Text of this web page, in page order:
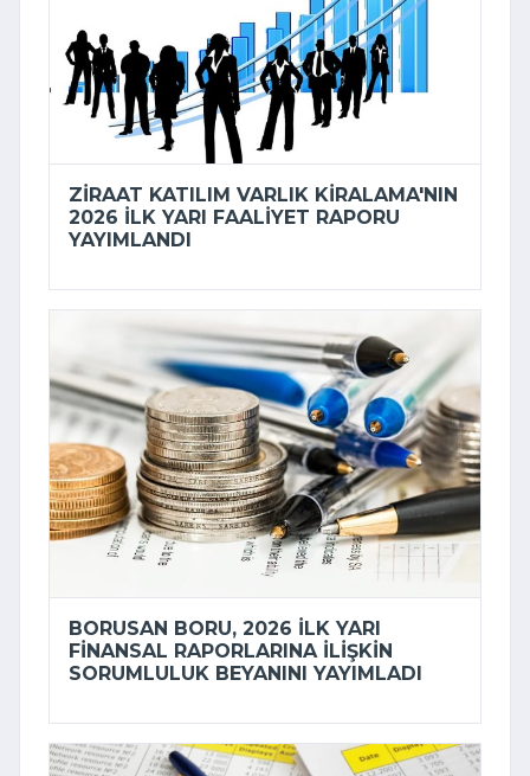
ZIRAAT KATILIM VARLIK KIRALAMA'NIN
2026 ILK YARI FAALIYET RAPORU
YAYIMLANDI
BORUSAN BORU, 2026 ILK YARI
FINANSAL RAPORLARINA ILIŞKIN
SORUMLULUK BEYANINI YAYIMLADI